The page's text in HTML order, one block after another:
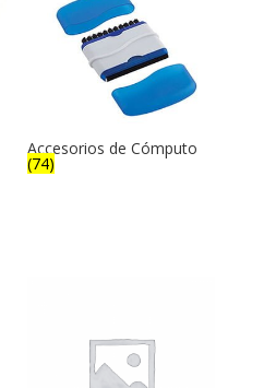
Accesorios de Cómputo
(74)